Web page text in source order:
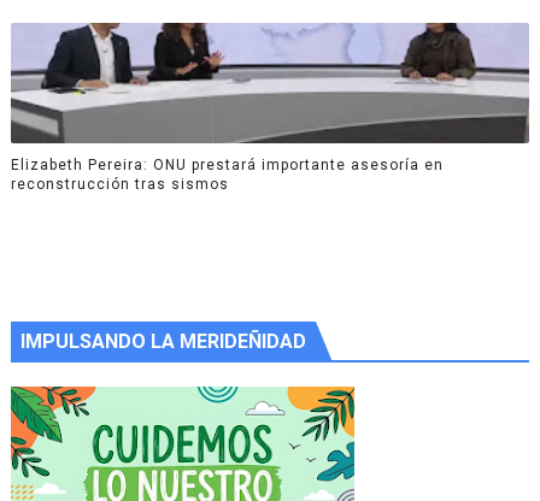
Elizabeth Pereira: ONU prestará importante asesoría en
reconstrucción tras sismos
IMPULSANDO LA MERIDEÑIDAD